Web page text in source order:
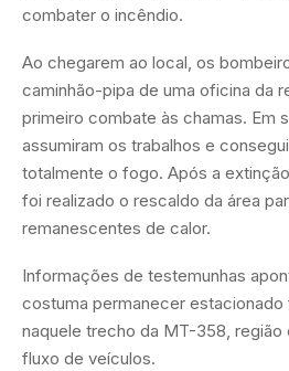
combater o incêndio.
Ao chegarem ao local, os
caminhão-pipa de uma oficina da
primeiro combate às chamas. Em
assumiram os trabalhos e
totalmente o fogo. Após a
foi realizado o rescaldo da área
remanescentes de calor.
Informações de testemunhas
costuma permanecer
naquele trecho da MT-358, região
fluxo de veículos.